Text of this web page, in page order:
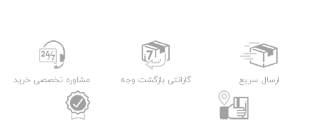
ارسال سریع گارانتی بازگشت وجه مشاوره تخصصی خرید